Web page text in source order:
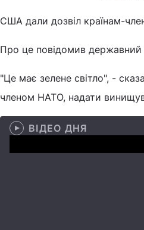
США дали дозвіл країнам-
Про це повідомив державний
"Це має зелене світло", -
членом НАТО, надати
ВІДЕО ДНЯ